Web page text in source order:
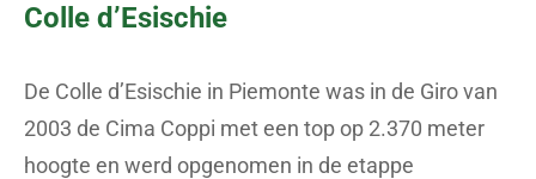
Colle d’Esischie
De Colle d’Esischie in Piemonte was in de Giro van
2003 de Cima Coppi met een top op 2.370 meter
hoogte en werd opgenomen in de etappe